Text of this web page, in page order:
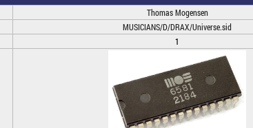
Thomas Mogensen
MUSICIANS/D/DRAX/Universe.sid
1